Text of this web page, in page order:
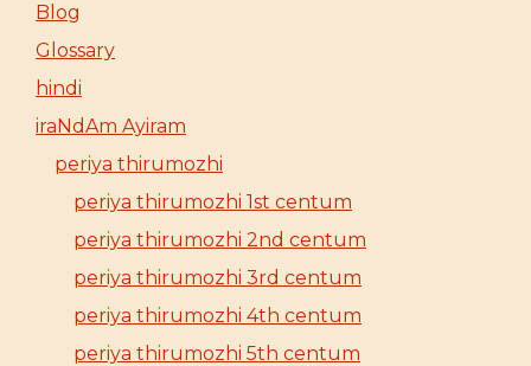
Blog
Glossary
hindi
iraNdAm Ayiram
periya thirumozhi
periya thirumozhi 1st centum
periya thirumozhi 2nd centum
periya thirumozhi 3rd centum
periya thirumozhi 4th centum
periya thirumozhi 5th centum